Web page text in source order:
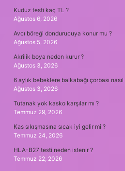
Kuduz testi kaç TL ?
Ağustos 6, 2026
Avcı böreği dondurucuya konur mu ?
Ağustos 5, 2026
Akrilik boya neden kurur ?
Ağustos 3, 2026
6 aylık bebeklere balkabağı çorbası nasıl
Ağustos 3, 2026
Tutanak yok kasko karşılar mı ?
Temmuz 29, 2026
Kas sıkışmasına sıcak iyi gelir mi ?
Temmuz 24, 2026
HLA-B27 testi neden istenir ?
Temmuz 22, 2026